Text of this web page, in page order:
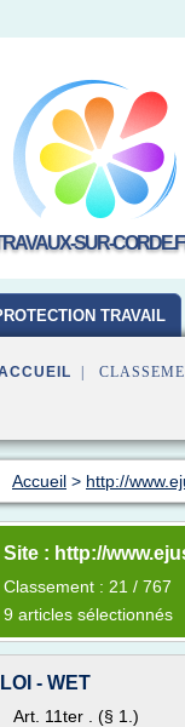
SUR-
TRAVAIL
|
Accueil > http://
Site : http://
Classement : 21 / 767
9 articles sélectionnés
LOI - WET
Art. 11ter . (§ 1.)